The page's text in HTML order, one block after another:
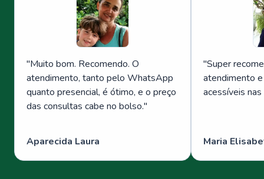
"Muito bom. Recomendo. O
atendimento, tanto pelo WhatsApp
quanto presencial, é ótimo, e o preço
das consultas cabe no bolso."
Aparecida Laura
"Super
atendimento
acessíveis
Maria